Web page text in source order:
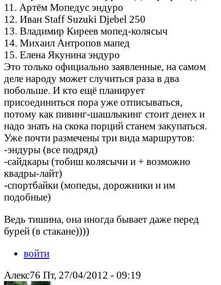
11. Артём Мопедус эндуро
12. Иван Staff Suzuki Djebel 250
13. Владимир Киреев мопед-колясыч
14. Михаил Антропов мапед
15. Елена Якунина эндуро
Это только официально заявленные, на самом
деле народу может случиться раза в два
побольше. И кто ещё планирует
присоединиться пора уже отписываться,
потому как пивинг-шашлыкинг стоит денех и
надо знать на скока порций станем закупаться.
Уже почти размечены три вида маршрутов:
-эндуры (все подряд)
-сайдкары (тобиш колясычи и + возможно
квадры-лайт)
-спортбайки (мопеды, дорожники и им
подобные)
Ведь тишина, она иногда бывает даже перед
бурей (в стакане))))
войти
Алекс76 Пт, 27/04/2012 - 09:19